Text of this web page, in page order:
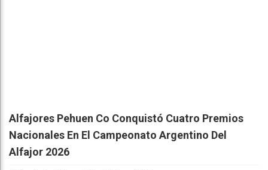
Alfajores Pehuen Co Conquistó Cuatro Premios
Nacionales En El Campeonato Argentino Del
Alfajor 2026